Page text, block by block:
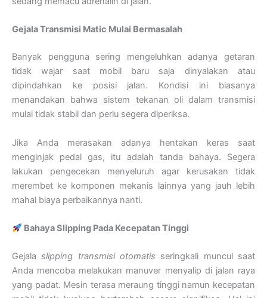
Gejala Transmisi Matic Mulai Bermasalah
Banyak pengguna sering mengeluhkan adanya getaran
tidak wajar saat mobil baru saja dinyalakan atau
dipindahkan ke posisi jalan. Kondisi ini biasanya
menandakan bahwa sistem tekanan oli dalam transmisi
mulai tidak stabil dan perlu segera diperiksa.
Jika Anda merasakan adanya hentakan keras saat
menginjak pedal gas, itu adalah tanda bahaya. Segera
lakukan pengecekan menyeluruh agar kerusakan tidak
merembet ke komponen mekanis lainnya yang jauh lebih
mahal biaya perbaikannya nanti.
Bahaya Slipping Pada Kecepatan Tinggi
Gejalaslipping transmisi otomatis seringkali muncul saat
Anda mencoba melakukan manuver menyalip di jalan raya
yang padat. Mesin terasa meraung tinggi namun kecepatan